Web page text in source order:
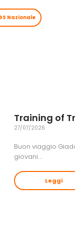
Nazionale
Training of
27/07/2026
Buon viaggio
giovani…
Leggi